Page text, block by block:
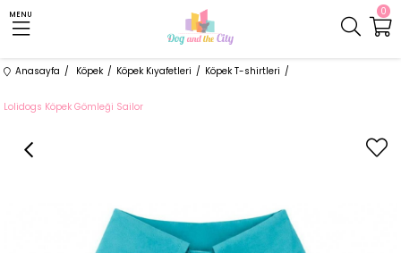
0
MENU
Anasayfa Köpek Köpek Kıyafetleri Köpek T-shirtleri
Lolidogs Köpek Gömleği Sailor